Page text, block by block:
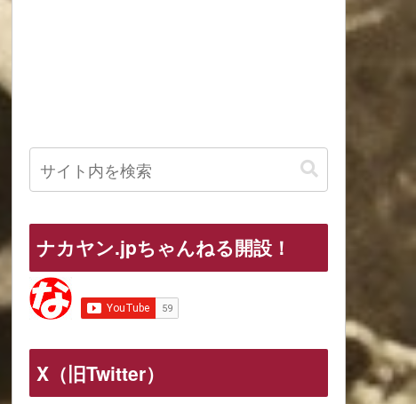
ナカヤン.jpちゃんねる開設！
X（旧Twitter）